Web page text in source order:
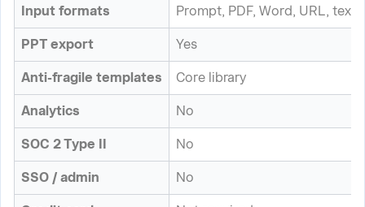
Input formats Prompt, PDF, Word, URL, text
PPT export Yes
Anti-fragile templates Core library
Analytics No
SOC 2 Type II No
SSO / admin No